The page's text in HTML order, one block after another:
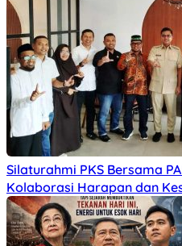
Silaturahmi PKS Bersama
Kolaborasi Harapan dan